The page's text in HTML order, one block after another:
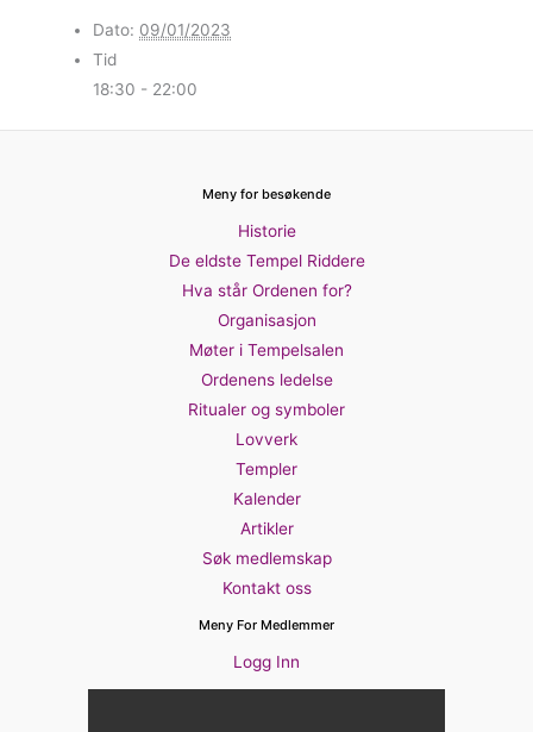
Dato: 09/01/2023
Tid
18:30 - 22:00
Meny for besøkende
Historie
De eldste Tempel Riddere
Hva står Ordenen for?
Organisasjon
Møter i Tempelsalen
Ordenens ledelse
Ritualer og symboler
Lovverk
Templer
Kalender
Artikler
Søk medlemskap
Kontakt oss
Meny For Medlemmer
Logg Inn